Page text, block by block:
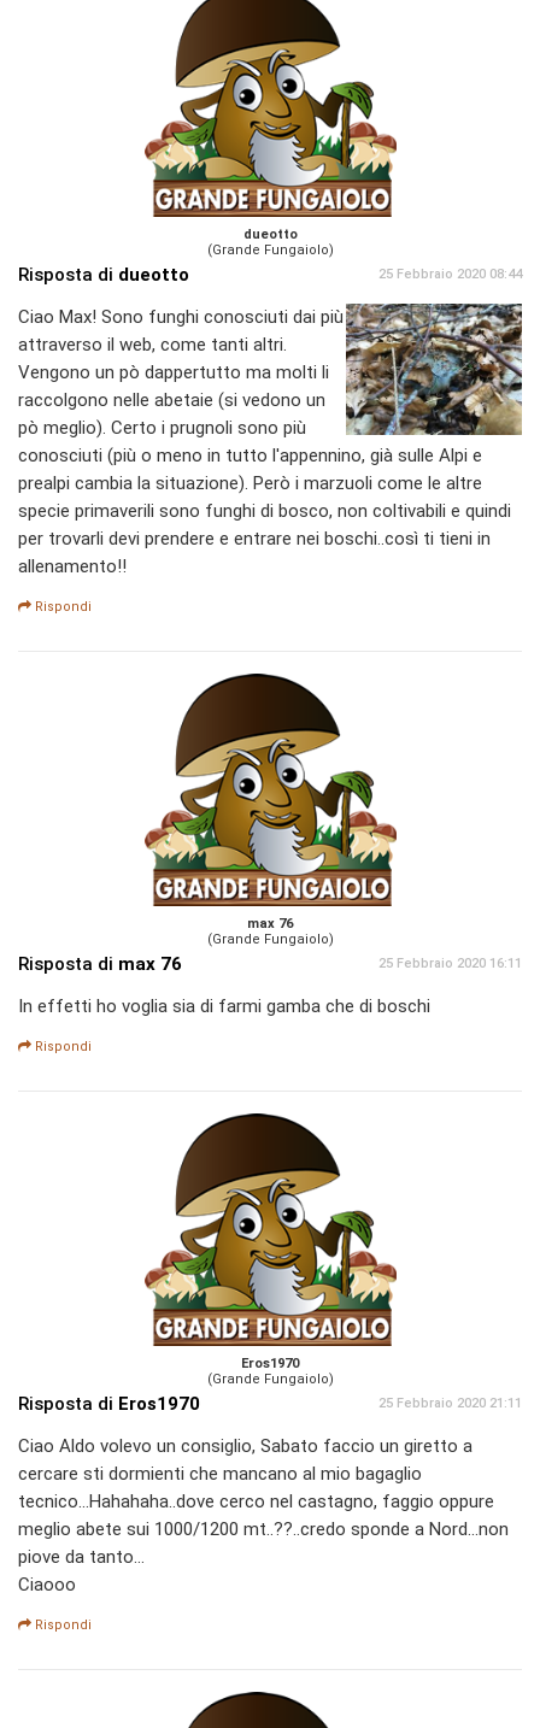
dueotto
(Grande Fungaiolo)
Risposta di dueotto 25 Febbraio 2020 08:44
Ciao Max! Sono funghi conosciuti dai più
attraverso il web, come tanti altri.
Vengono un pò dappertutto ma molti li
raccolgono nelle abetaie (si vedono un
pò meglio). Certo i prugnoli sono più
conosciuti (più o meno in tutto l'appennino, già sulle Alpi e
prealpi cambia la situazione). Però i marzuoli come le altre
specie primaverili sono funghi di bosco, non coltivabili e quindi
per trovarli devi prendere e entrare nei boschi..così ti tieni in
allenamento!!
Rispondi
max 76
(Grande Fungaiolo)
Risposta di max 76 25 Febbraio 2020 16:11
In effetti ho voglia sia di farmi gamba che di boschi
Rispondi
Eros1970
(Grande Fungaiolo)
Risposta di Eros1970 25 Febbraio 2020 21:11
Ciao Aldo volevo un consiglio, Sabato faccio un giretto a
cercare sti dormienti che mancano al mio bagaglio
tecnico...Hahahaha..dove cerco nel castagno, faggio oppure
meglio abete sui 1000/1200 mt..??..credo sponde a Nord...non
piove da tanto...
Ciaooo
Rispondi